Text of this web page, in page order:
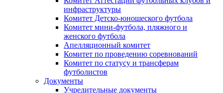
инфраструктуры
Комитет Детско-юношеского футбола
Комитет мини-футбола, пляжного и
женского футбола
Апелляционный комитет
Комитет по проведению соревнований
Комитет по статусу и трансферам
футболистов
Документы
Учредительные документы